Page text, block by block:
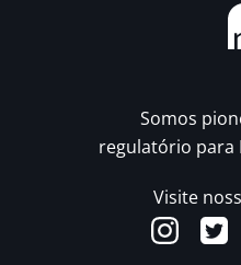
Somos
regulatório para
Visite